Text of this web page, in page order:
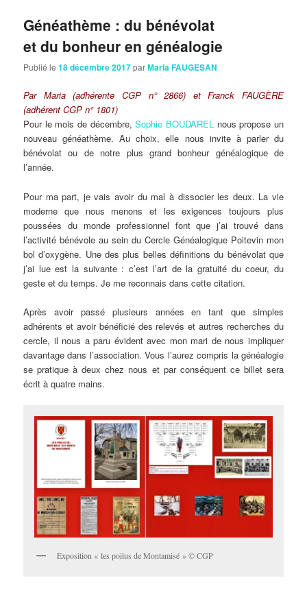
Généathème : du bénévolat
et du bonheur en généalogie
Publié le18 décembre 2017parMaria FAUGESAN
Par Maria (adhérente CGP n° 2866) et Franck FAUGÈRE
(adhérent CGP n° 1801)
Pour le mois de décembre,Sophie BOUDARELnous propose un
nouveau généathème. Au choix, elle nous invite à parler du
bénévolat ou de notre plus grand bonheur généalogique de
l’année.
Pour ma part, je vais avoir du mal à dissocier les deux. La vie
moderne que nous menons et les exigences toujours plus
poussées du monde professionnel font que j’ai trouvé dans
l’activité bénévole au sein du Cercle Généalogique Poitevin mon
bol d’oxygène. Une des plus belles définitions du bénévolat que
j’ai lue est la suivante : c’est l’art de la gratuité du coeur, du
geste et du temps. Je me reconnais dans cette citation.
Après avoir passé plusieurs années en tant que simples
adhérents et avoir bénéficié des relevés et autres recherches du
cercle, il nous a paru évident avec mon mari de nous impliquer
davantage dans l’association. Vous l’aurez compris la généalogie
se pratique à deux chez nous et par conséquent ce billet sera
écrit à quatre mains.
Exposition « les poilus de Montamisé » © CGP